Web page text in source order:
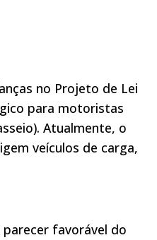
no Projeto de Lei
para motoristas
Atualmente, o
veículos de carga,
favorável do